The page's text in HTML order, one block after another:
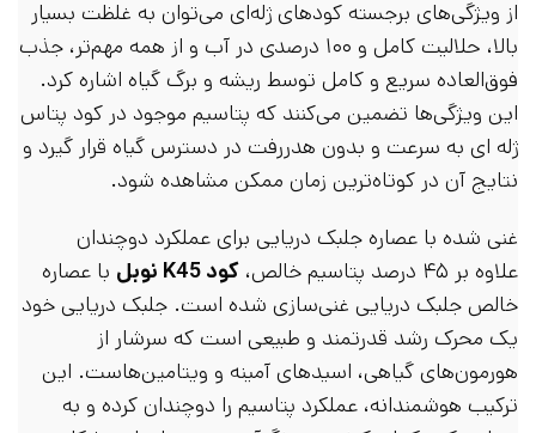
از ویژگی‌های برجسته کودهای ژله‌ای می‌توان به غلظت بسیار
بالا، حلالیت کامل و ۱۰۰ درصدی در آب و از همه مهم‌تر، جذب
فوق‌العاده سریع و کامل توسط ریشه و برگ گیاه اشاره کرد.
این ویژگی‌ها تضمین می‌کنند که پتاسیم موجود در کود پتاس
ژله ای به سرعت و بدون هدررفت در دسترس گیاه قرار گیرد و
نتایج آن در کوتاه‌ترین زمان ممکن مشاهده شود.
غنی شده با عصاره جلبک دریایی برای عملکرد دوچندان
علاوه بر ۴۵ درصد پتاسیم خالص،
کود K45 نوبل
با عصاره
خالص جلبک دریایی غنی‌سازی شده است. جلبک دریایی خود
یک محرک رشد قدرتمند و طبیعی است که سرشار از
هورمون‌های گیاهی، اسیدهای آمینه و ویتامین‌هاست. این
ترکیب هوشمندانه، عملکرد پتاسیم را دوچندان کرده و به